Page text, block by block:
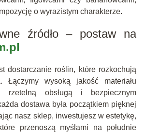
o wyrazistym charakterze.
źródło – postaw na
dostarczanie roślin, które rozkochują
wysoką jakość materiału
rzetelną obsługą i bezpiecznym
dostawa była początkiem pięknej
nasz sklep, inwestujesz w estetykę,
przenoszą myślami na południe